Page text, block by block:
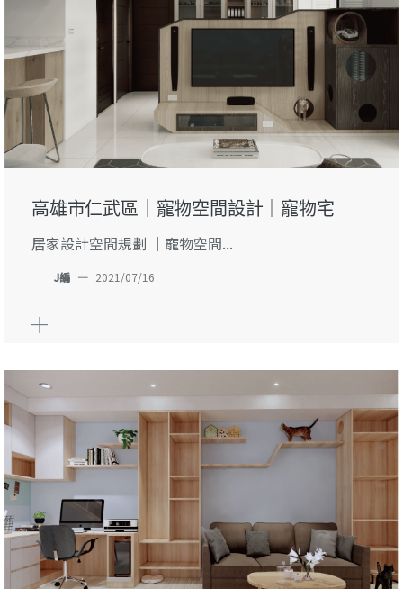
高雄市仁武區｜寵物空間設計｜寵物宅
居家設計空間規劃 ｜寵物空間...
J編 — 2021/07/16